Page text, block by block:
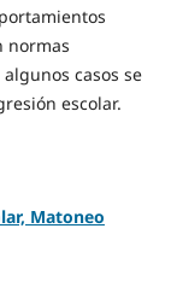
normas
casos se
escolar.
Matoneo